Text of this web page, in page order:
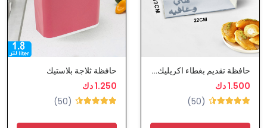
حافظة تقديم بغطاء اكريليك - قطايف
1.500 دك
(50)
حافظة ثلاجة بلاستيك
1.250 دك
(50)